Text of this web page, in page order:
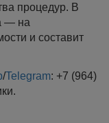
процедур. В
— на
и составит
/Telegram: +7 (964)